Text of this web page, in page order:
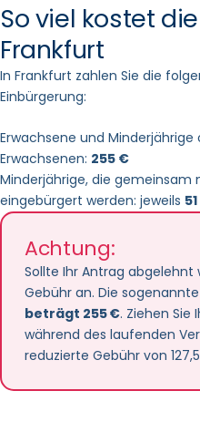
Nachweise zum
Geburtsurkunde und
verwitweten Personen das
ggf.
Sprachnachweis: Beleg
Niveau oder höher (für
Schulbescheinigungen
Sprachtests)
Nachweis über
Zertifikat des
Deutschland“)
So viel kostet
Frankfurt
In Frankfurt zahlen Sie die
Einbürgerung:
Erwachsene und
Erwachsenen: 255 €
Minderjährige, die gemeinsam
eingebürgert werden: jeweils
Achtung:
Sollte Ihr Antrag
Gebühr an. Die sogenannte
beträgt 255 €. Ziehen Sie
während des laufenden
reduzierte Gebühr von